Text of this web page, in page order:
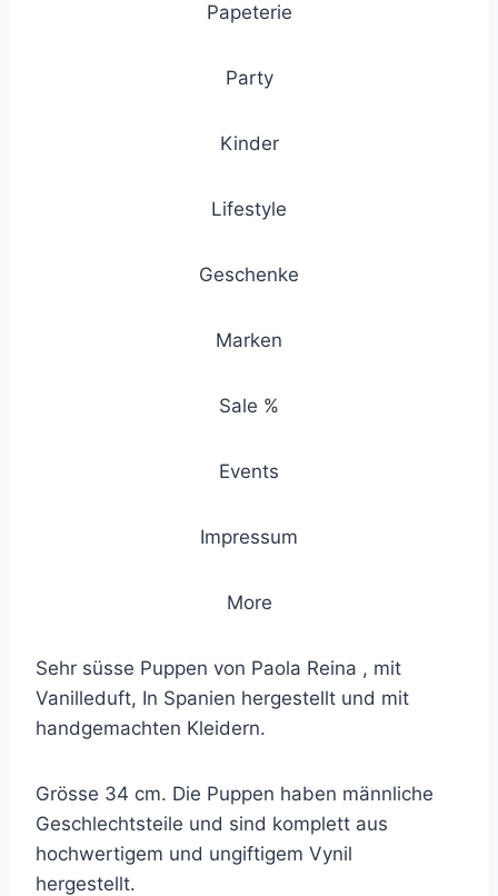
Papeterie
Party
Kinder
Lifestyle
Geschenke
Marken
Sale %
Events
Impressum
More
Sehr süsse Puppen von Paola Reina , mit
Vanilleduft, In Spanien hergestellt und mit
handgemachten Kleidern.
Grösse 34 cm. Die Puppen haben männliche
Geschlechtsteile und sind komplett aus
hochwertigem und ungiftigem Vynil
hergestellt.